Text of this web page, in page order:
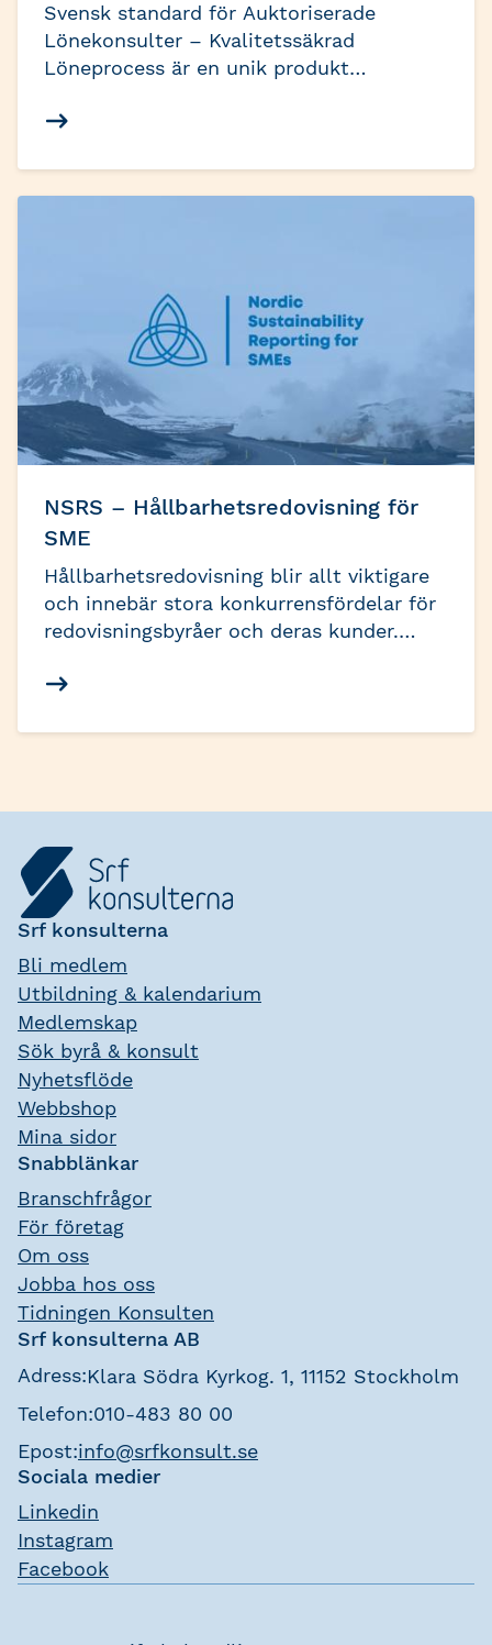
Svensk standard för Auktoriserade
Lönekonsulter – Kvalitetssäkrad
Löneprocess är en unik produkt
lönebranschen och kan ses som en
NSRS – Hållbarhetsredovisning för
SME
Hållbarhetsredovisning blir allt viktigare
och innebär stora konkurrensfördelar för
redovisningsbyråer och deras kunder.
i Norge, Finland och Danmark har Srf
Nu har NSRS uppdaterats för att
anpassas efter den europeiska
standarden.
Srf konsulterna
Bli medlem
Utbildning & kalendarium
Medlemskap
Sök byrå & konsult
Nyhetsflöde
Webbshop
Mina sidor
Snabblänkar
Branschfrågor
För företag
Om oss
Jobba hos oss
Tidningen Konsulten
Srf konsulterna AB
Adress:Klara Södra Kyrkog. 1, 11152 Stockholm
Telefon:010-483 80 00
Epost:info@srfkonsult.se
Sociala medier
Linkedin
Instagram
Facebook